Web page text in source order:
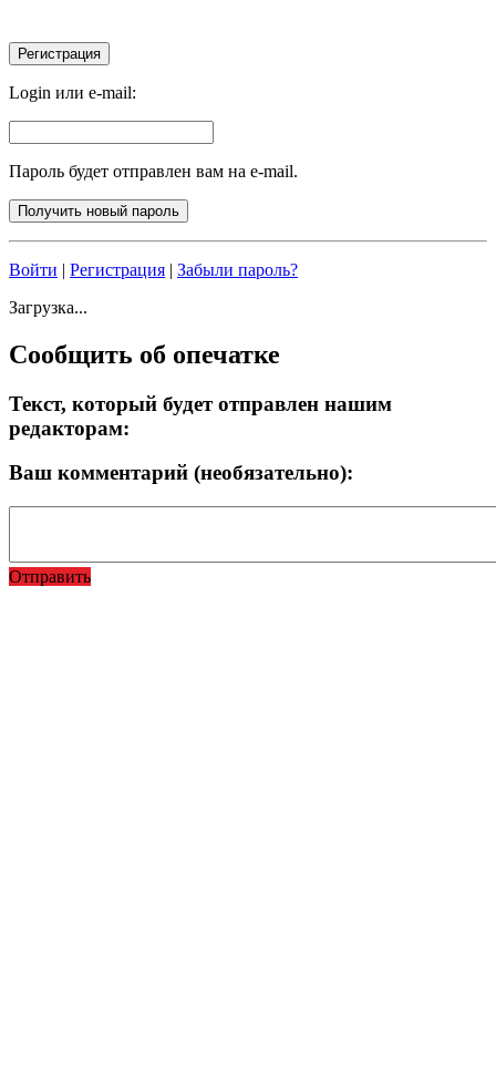
Login или e-mail:
Пароль будет отправлен вам на e-mail.
Войти | Регистрация | Забыли пароль?
Загрузка...
Сообщить об опечатке
Текст, который будет отправлен нашим
редакторам:
Ваш комментарий (необязательно):
Отправить